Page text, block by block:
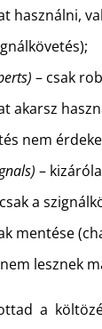
használni,
– csak
akarsz
nem
–
a
mentése
lesznek
a